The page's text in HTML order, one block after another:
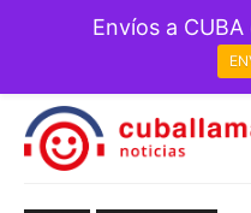
Envíos a